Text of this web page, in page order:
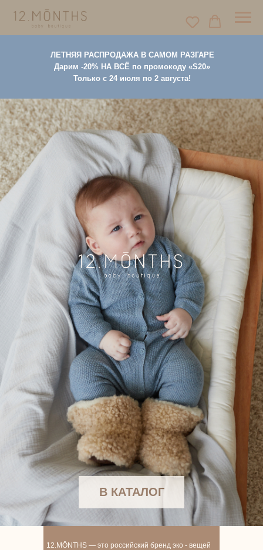
В КАТАЛОГ
ЛЕТНЯЯ РАСПРОДАЖА В САМОМ РАЗГАРЕ
Дарим -20% НА ВСЁ по промокоду «S20»
Только с 24 июля по 2 августа!
12.MŌNTHS — это российский бренд эко - вещей